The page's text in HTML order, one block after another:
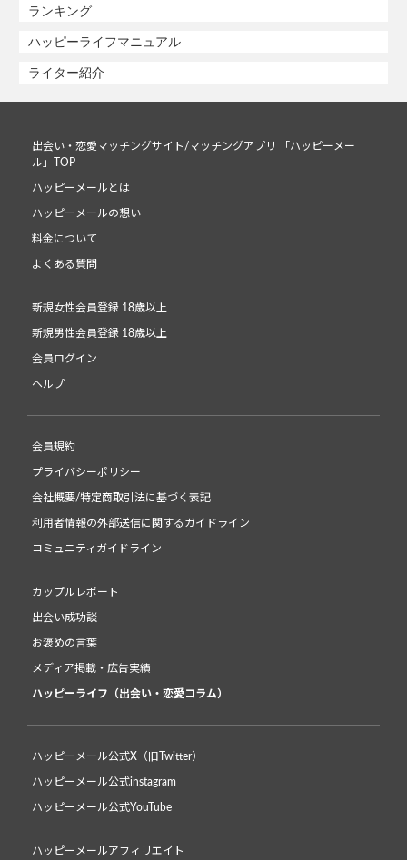
ランキング
ハッピーライフマニュアル
ライター紹介
出会い・恋愛マッチングサイト/マッチングアプリ 「ハッピーメー
ル」TOP
ハッピーメールとは
ハッピーメールの想い
料金について
よくある質問
新規女性会員登録 18歳以上
新規男性会員登録 18歳以上
会員ログイン
ヘルプ
会員規約
プライバシーポリシー
会社概要/特定商取引法に基づく表記
利用者情報の外部送信に関するガイドライン
コミュニティガイドライン
カップルレポート
出会い成功談
お褒めの言葉
メディア掲載・広告実績
ハッピーライフ（出会い・恋愛コラム）
ハッピーメール公式X（旧Twitter）
ハッピーメール公式instagram
ハッピーメール公式YouTube
ハッピーメールアフィリエイト